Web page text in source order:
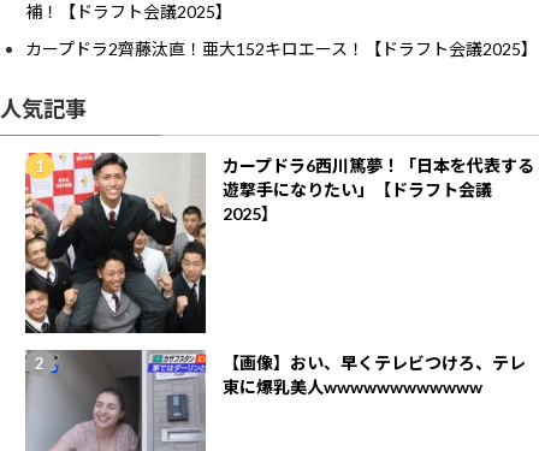
補！【ドラフト会議2025】
カープドラ2齊藤汰直！亜大152キロエース！【ドラフト会議2025】
人気記事
カープドラ6西川篤夢！「日本を代表する
遊撃手になりたい」【ドラフト会議
2025】
【画像】おい、早くテレビつけろ、テレ
東に爆乳美人wwwwwwwwwwww